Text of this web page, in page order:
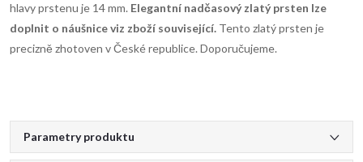
hlavy prstenu je 14 mm. Elegantní nadčasový zlatý prsten lze
doplnit o náušnice viz zboží související. Tento zlatý prsten je
precizně zhotoven v České republice. Doporučujeme.
Parametry produktu